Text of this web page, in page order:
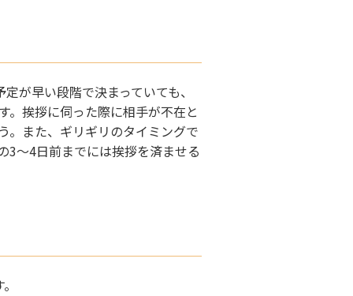
が早い段階で決まっていても、
。挨拶に伺った際に相手が不在と
。また、ギリギリのタイミングで
3～4日前までには挨拶を済ませる